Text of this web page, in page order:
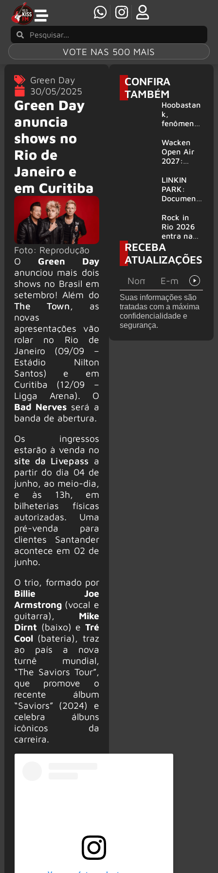
VOTE NAS 500 MAIS
Green Day
30/05/2025
Green Day
anuncia
shows no
Rio de
Janeiro e
em Curitiba
Foto: Reprodução
OGreen Day
anunciou mais dois
shows no Brasil em
setembro! Além do
The Town, as
novas
apresentações vão
rolar no Rio de
Janeiro (09/09 –
Estádio Nilton
Santos) e em
Curitiba (12/09 –
Ligga Arena). O
Bad Nerves será a
banda de abertura.
Os ingressos
estarão à venda no
site da Livepass a
partir do dia 04 de
junho, ao meio-dia,
e às 13h, em
bilheterias físicas
autorizadas. Uma
pré-venda para
clientes Santander
acontece em 02 de
junho.
O trio, formado por
Billie Joe
Armstrong (vocal e
guitarra), Mike
Dirnt (baixo) e Tré
Cool (bateria), traz
ao país a nova
turnê mundial,
“The Saviors Tour”,
que promove o
recente álbum
“Saviors” (2024) e
celebra álbuns
icônicos da
carreira.
CONFIRA
TAMBÉM
Hoobastan
k,
fenômeno
rock anos
2000,
volta ao
6 shows
Wacken
Open Air
2027:
amplia
line-up e
já
mais de 50
bandas
LINKIN
PARK:
Document
‘Unshatter’
e álbum ao
vivo são
anunciados
Rock in
Rio 2026
entra na
reta final
com
Cidade do
montagem
acelerada
e line-up
completo
confirmad
RECEBA
ATUALIZAÇÕES
Suas informações são
tratadas com a máxima
confidencialidade e
segurança.